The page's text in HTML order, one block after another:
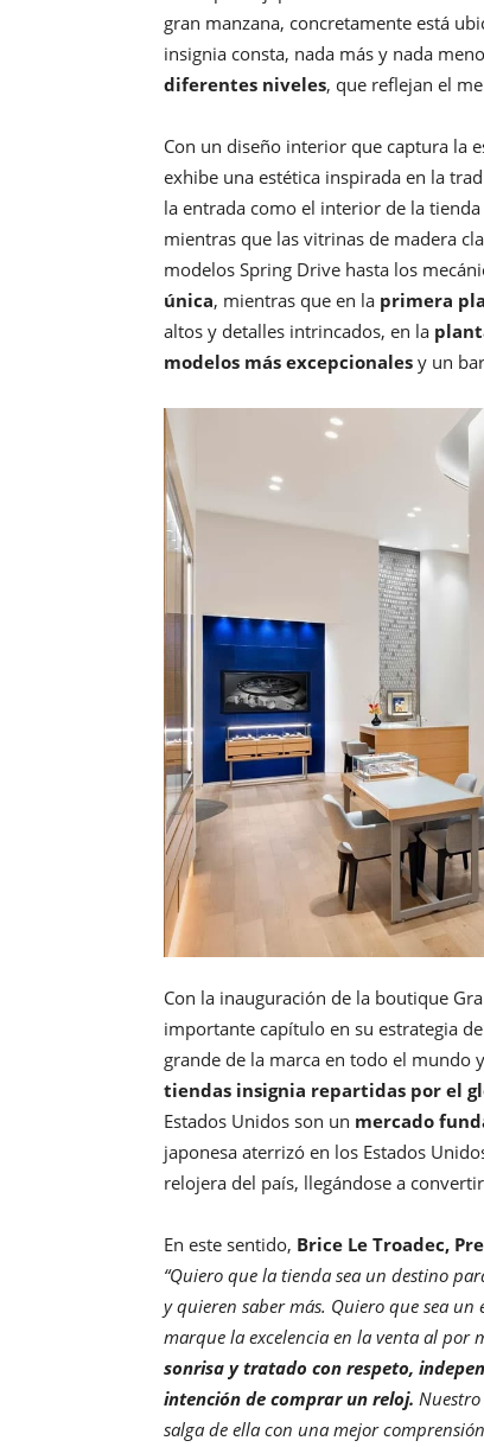
gran manzana, concretamente está
insignia consta, nada más y nada
diferentes niveles, que reflejan el
Con un diseño interior que captura la
exhibe una estética inspirada en la
la entrada como el interior de la tienda
mientras que las vitrinas de madera
modelos Spring Drive hasta los
única, mientras que en la primera
altos y detalles intrincados, en la
modelos más excepcionales y un
Con la inauguración de la boutique
importante capítulo en su estrategia de
grande de la marca en todo el mundo y
tiendas insignia repartidas por el
Estados Unidos son un mercado
japonesa aterrizó en los Estados
relojera del país, llegándose a
En este sentido, Brice Le Troadec,
“Quiero que la tienda sea un destino
y quieren saber más. Quiero que sea
marque la excelencia en la venta al por
sonrisa y tratado con respeto,
intención de comprar un reloj.
salga de ella con una mejor